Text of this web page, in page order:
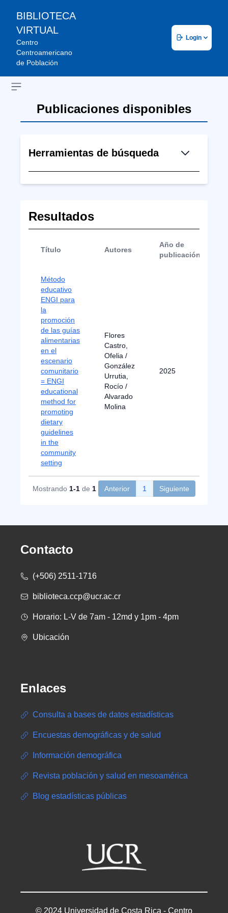
BIBLIOTECA
VIRTUAL
Centro
Centroamericano
de Población
Login
Open sidebar
Publicaciones disponibles
Herramientas de búsqueda
Resultados
Título Autores
Año de
publicación
Método
educativo
ENGI para
la
promoción
de las guías
alimentarias
en el
escenario
comunitario
= ENGI
educational
method for
promoting
dietary
guidelines
in the
community
setting
Flores
Castro,
Ofelia /
González
Urrutia,
Rocío /
Alvarado
Molina
2025
Mostrando 1-1 de 1 Anterior 1 Siguiente
Contacto
(+506) 2511-1716
biblioteca.ccp@ucr.ac.cr
Horario: L-V de 7am - 12md y 1pm - 4pm
Ubicación
Enlaces
Consulta a bases de datos estadísticas
Encuestas demográficas y de salud
Información demográfica
Revista población y salud en mesoamérica
Blog estadísticas públicas
© 2024 Universidad de Costa Rica - Centro